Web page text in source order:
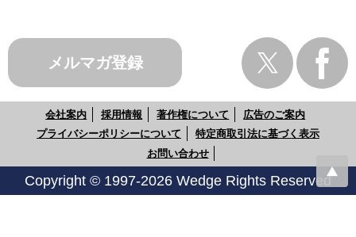
メルマガ登録
会社案内 採用情報 著作権について
広告のご案内
プライバシーポリシーについて
特定商取引法に基づく表示
お問い合わせ
Copyright © 1997-2026 Wedge Rights Reserved